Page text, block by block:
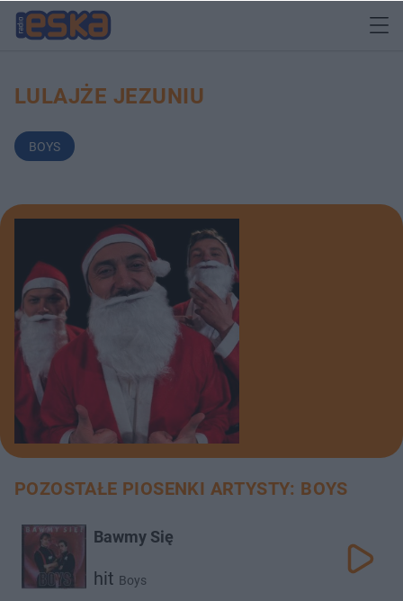
LULAJŻE JEZUNIU
BOYS
POZOSTAŁE PIOSENKI ARTYSTY: BOYS
Bawmy Się
hit Boys